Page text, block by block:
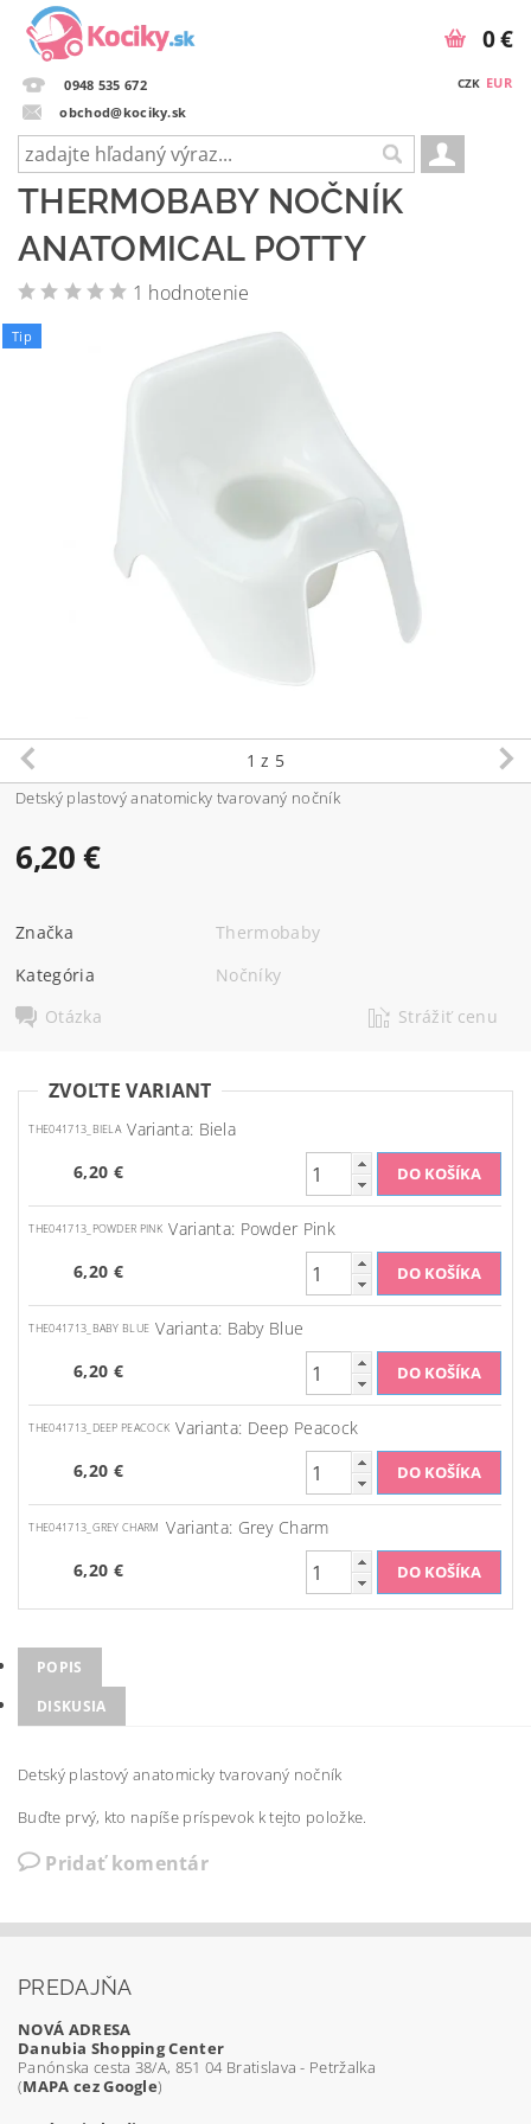
0948 535 672
obchod@kociky.sk
CZK EUR
0 €
THERMOBABY NOČNÍK
ANATOMICAL POTTY
1 hodnotenie
Tip
1 z 5
Detský plastový anatomicky tvarovaný nočník
6,20 €
Značka
Thermobaby
Kategória
Nočníky
Otázka
Strážiť cenu
ZVOĽTE VARIANT
THE041713_BIELA Varianta: Biela
6,20 €
THE041713_POWDER PINK Varianta: Powder Pink
6,20 €
THE041713_BABY BLUE Varianta: Baby Blue
6,20 €
THE041713_DEEP PEACOCK Varianta: Deep Peacock
6,20 €
THE041713_GREY CHARM
Varianta: Grey Charm
6,20 €
POPIS
DISKUSIA
Detský plastový anatomicky tvarovaný nočník
Buďte prvý, kto napíše príspevok k tejto položke.
Pridať komentár
PREDAJŇA
NOVÁ ADRESA
Danubia Shopping Center
Panónska cesta 38/A, 851 04 Bratislava - Petržalka
(MAPA cez Google)